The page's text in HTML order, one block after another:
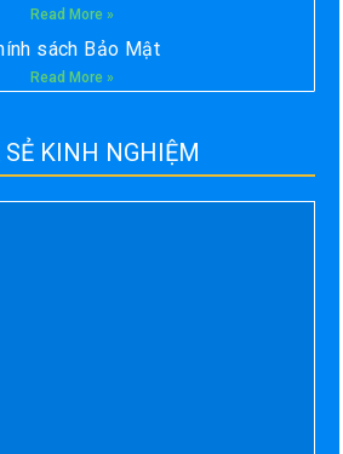
Read More »
sách Bảo Mật
Read More »
KINH NGHIỆM